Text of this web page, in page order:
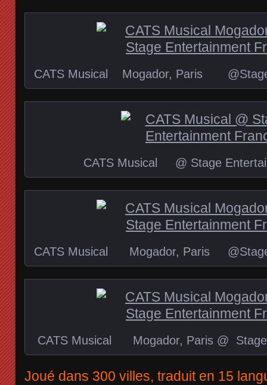
CATS Musical Mogador, Paris @Stage
CATS Musical @ Stage
CATS Musical Mogador, Paris @Stage
CATS Musical Mogador, Paris @ Stage
Joué dans 300 villes, traduit en 15